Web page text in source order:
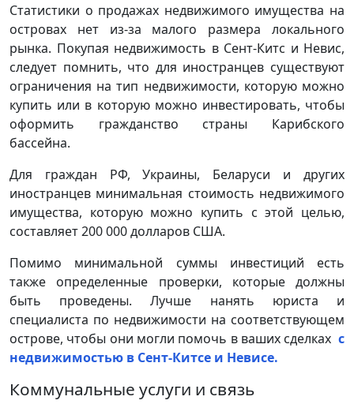
Статистики о продажах недвижимого имущества на
островах нет из-за малого размера локального
рынка. Покупая недвижимость в Сент-Китс и Невис,
следует помнить, что для иностранцев существуют
ограничения на тип недвижимости, которую можно
купить или в которую можно инвестировать, чтобы
оформить гражданство страны Карибского
бассейна.
Для граждан РФ, Украины, Беларуси и других
иностранцев минимальная стоимость недвижимого
имущества, которую можно купить с этой целью,
составляет 200 000 долларов США.
Помимо минимальной суммы инвестиций есть
также определенные проверки, которые должны
быть проведены. Лучше нанять юриста и
специалиста по недвижимости на соответствующем
острове, чтобы они могли помочь в ваших сделках с
недвижимостью в Сент-Китсе и Невисе.
Коммунальные услуги и связь